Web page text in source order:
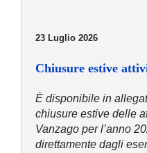
23 Luglio 2026
Chiusure estive
È disponibile in
chiusure estive delle
Vanzago per l’anno
direttamente dagli